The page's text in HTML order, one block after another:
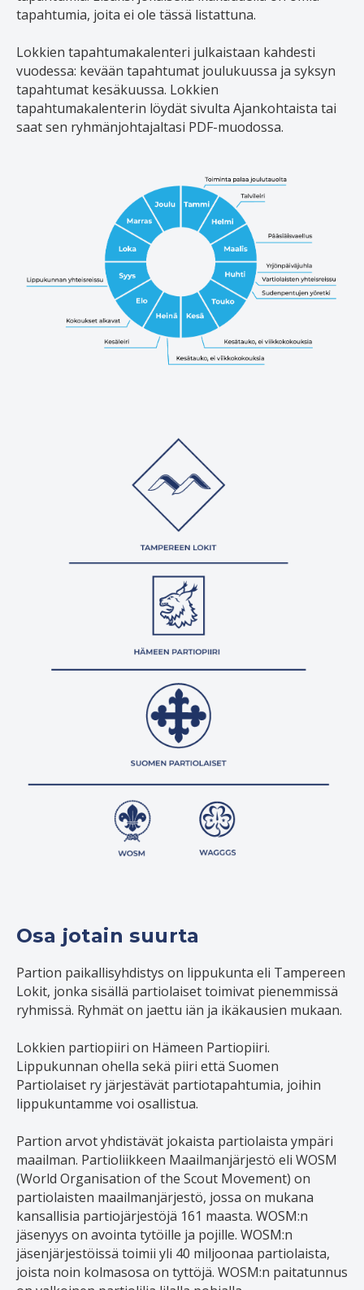
tapahtumia, joita ei ole tässä listattuna.
Lokkien tapahtumakalenteri julkaistaan kahdesti
vuodessa: kevään tapahtumat joulukuussa ja syksyn
tapahtumat kesäkuussa. Lokkien
tapahtumakalenterin löydät sivulta Ajankohtaista tai
saat sen ryhmänjohtajaltasi PDF-muodossa.
Osa jotain suurta
Partion paikallisyhdistys on lippukunta eli Tampereen
Lokit, jonka sisällä partiolaiset toimivat pienemmissä
ryhmissä. Ryhmät on jaettu iän ja ikäkausien mukaan.
Lokkien partiopiiri on Hämeen Partiopiiri.
Lippukunnan ohella sekä piiri että Suomen
Partiolaiset ry järjestävät partiotapahtumia, joihin
lippukuntamme voi osallistua.
Partion arvot yhdistävät jokaista partiolaista ympäri
maailman. Partioliikkeen Maailmanjärjestö eli WOSM
(World Organisation of the Scout Movement) on
partiolaisten maailmanjärjestö, jossa on mukana
kansallisia partiojärjestöjä 161 maasta. WOSM:n
jäsenyys on avointa tytöille ja pojille. WOSM:n
jäsenjärjestöissä toimii yli 40 miljoonaa partiolaista,
joista noin kolmasosa on tyttöjä. WOSM:n paitatunnus